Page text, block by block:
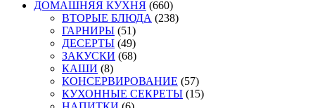
ДОМАШНЯЯ КУХНЯ (660)
ВТОРЫЕ БЛЮДА (238)
ГАРНИРЫ (51)
ДЕСЕРТЫ (49)
ЗАКУСКИ (68)
КАШИ (8)
КОНСЕРВИРОВАНИЕ (57)
КУХОННЫЕ СЕКРЕТЫ (15)